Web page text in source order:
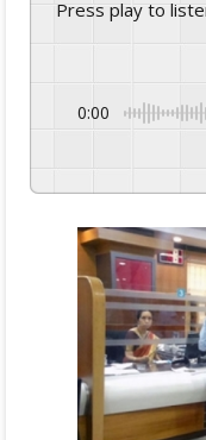
Press play to
0:00